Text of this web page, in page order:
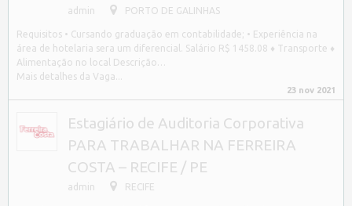
admin PORTO DE GALINHAS
Requisitos • Cursando graduação em contabilidade; • Experiência na
área de hotelaria sera um diferencial. Salário R$ 1458.08 ♦ Transporte ♦
Alimentação no local Descrição…
Mais detalhes da Vaga...
23 nov 2021
Estagiário de Auditoria Corporativa
PARA TRABALHAR NA FERREIRA
COSTA – RECIFE / PE
admin RECIFE